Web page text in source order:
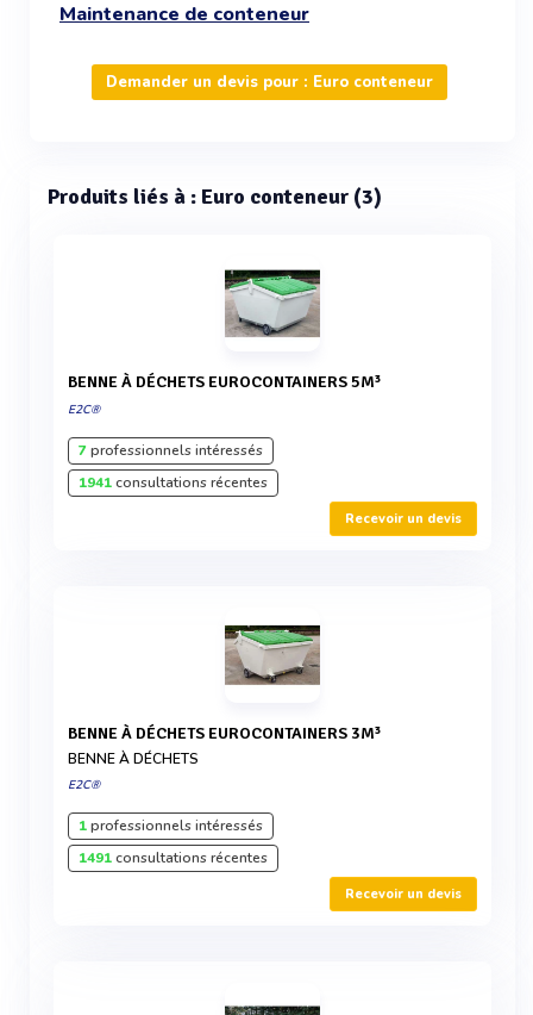
Maintenance de conteneur
Demander un devis pour : Euro conteneur
Produits liés à : Euro conteneur (3)
BENNE À DÉCHETS EUROCONTAINERS 5M³
E2C®
7professionnels intéressés
1941consultations récentes
Recevoir un devis
BENNE À DÉCHETS EUROCONTAINERS 3M³
BENNE À DÉCHETS
E2C®
1professionnels intéressés
1491consultations récentes
Recevoir un devis